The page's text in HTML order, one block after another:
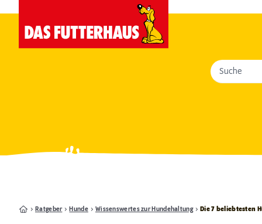
Suche
Ratgeber Hunde Wissenswertes zur Hundehaltung Die 7 beliebtesten